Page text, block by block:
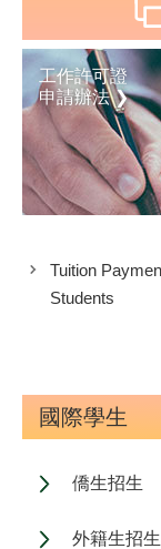
工作許可證
申請辦法 ❯
Tuition
Students
國際學生
僑生招生
外籍生招生